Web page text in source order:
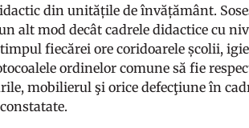
din unitățile de învățământ.
alt mod decât cadrele didactice cu
fiecărei ore coridoarele școlii,
ordinelor comune să fie
mobilierul şi orice defecţiune în